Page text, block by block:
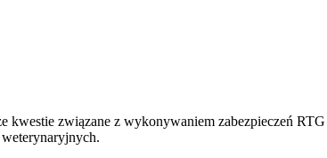
kwestie związane z wykonywaniem zabezpieczeń